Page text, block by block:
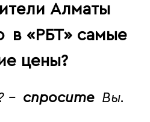
Алматы
в «РБТ» самые
цены?
- спросите Вы.